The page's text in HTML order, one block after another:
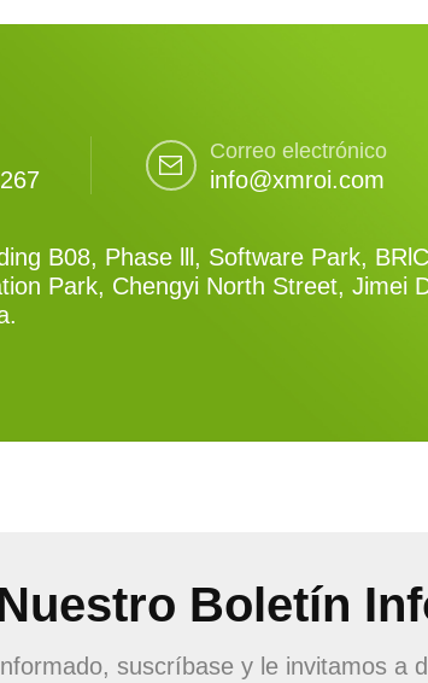
Correo electrónico
info@xmroi.com
B08, Phase lll, Software Park,
Park, Chengyi North Street, Jimei
Boletín
suscríbase y le invitamos a